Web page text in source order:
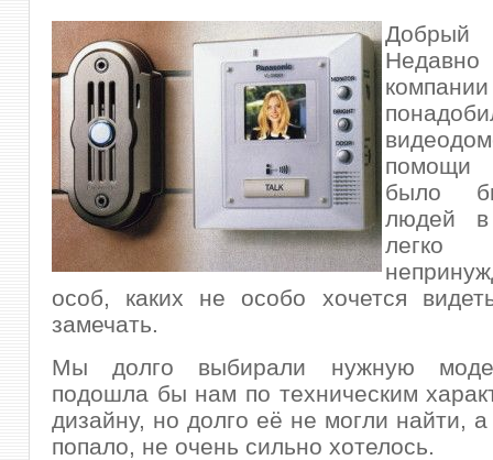
помощи
было
людей
особ, каких не особо хочется
замечать.
Мы долго выбирали нужную
подошла бы нам по техническим
дизайну, но долго её не могли найти, а
попало, не очень сильно хотелось.